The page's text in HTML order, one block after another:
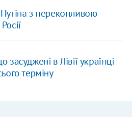
з переконливою
в Лівії українці
терміну